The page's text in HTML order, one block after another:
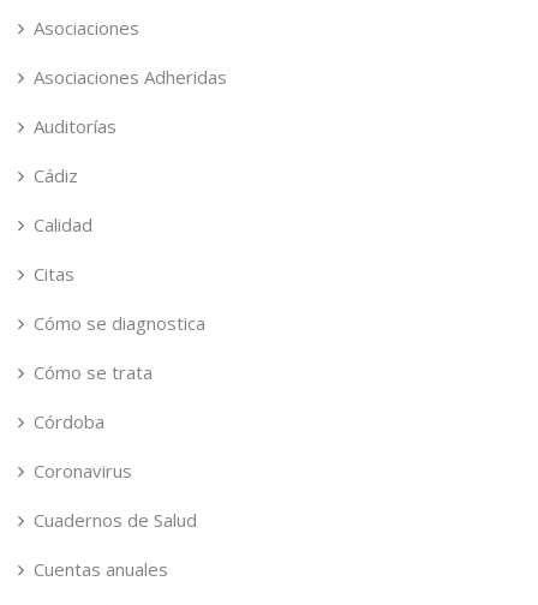
Asociaciones
Asociaciones Adheridas
Auditorías
Cádiz
Calidad
Citas
Cómo se diagnostica
Cómo se trata
Córdoba
Coronavirus
Cuadernos de Salud
Cuentas anuales